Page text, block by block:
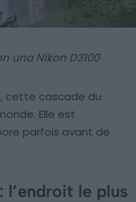
una Nikon D3100
cette cascade du
Elle est
parfois avant de
l’endroit le plus